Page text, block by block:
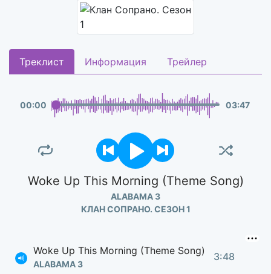
Треклист Информация Трейлер
00:00 03:47
Woke Up This Morning (Theme Song)
ALABAMA 3
КЛАН СОПРАНО. СЕЗОН 1
Woke Up This Morning (Theme Song)
ALABAMA 3
3:48